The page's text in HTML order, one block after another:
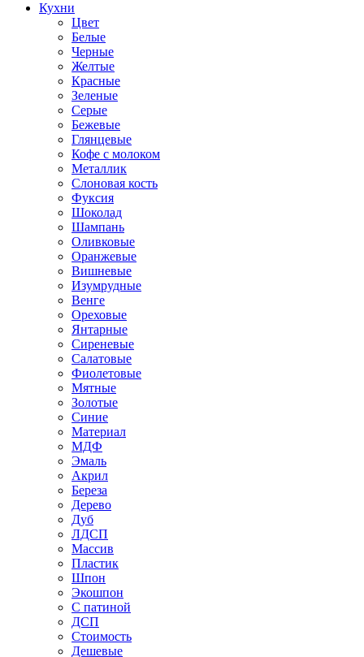
Кухни
Цвет
Белые
Черные
Желтые
Красные
Зеленые
Серые
Бежевые
Глянцевые
Кофе с молоком
Металлик
Слоновая кость
Фуксия
Шоколад
Шампань
Оливковые
Оранжевые
Вишневые
Изумрудные
Венге
Ореховые
Янтарные
Сиреневые
Салатовые
Фиолетовые
Мятные
Золотые
Синие
Материал
МДФ
Эмаль
Акрил
Береза
Дерево
Дуб
ЛДСП
Массив
Пластик
Шпон
Экошпон
С патиной
ДСП
Стоимость
Дешевые